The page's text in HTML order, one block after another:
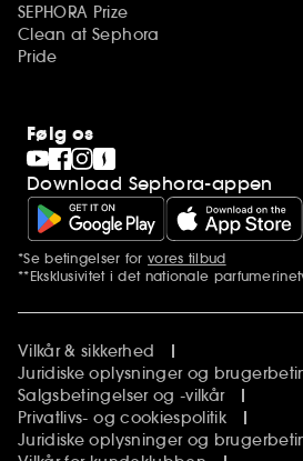
SEPHORA Prize
Clean at Sephora
Pride
Følg os
Download Sephora-appen
Yderligere bemærkninger
*Se betingelser for vores tilbud
**Eksklusivitet i det nationale
Vilkår & sikkerhed
Juridiske oplysninger og
Salgsbetingelser og -vilkår
Privatlivs- og cookiespolitik
Juridiske oplysninger og